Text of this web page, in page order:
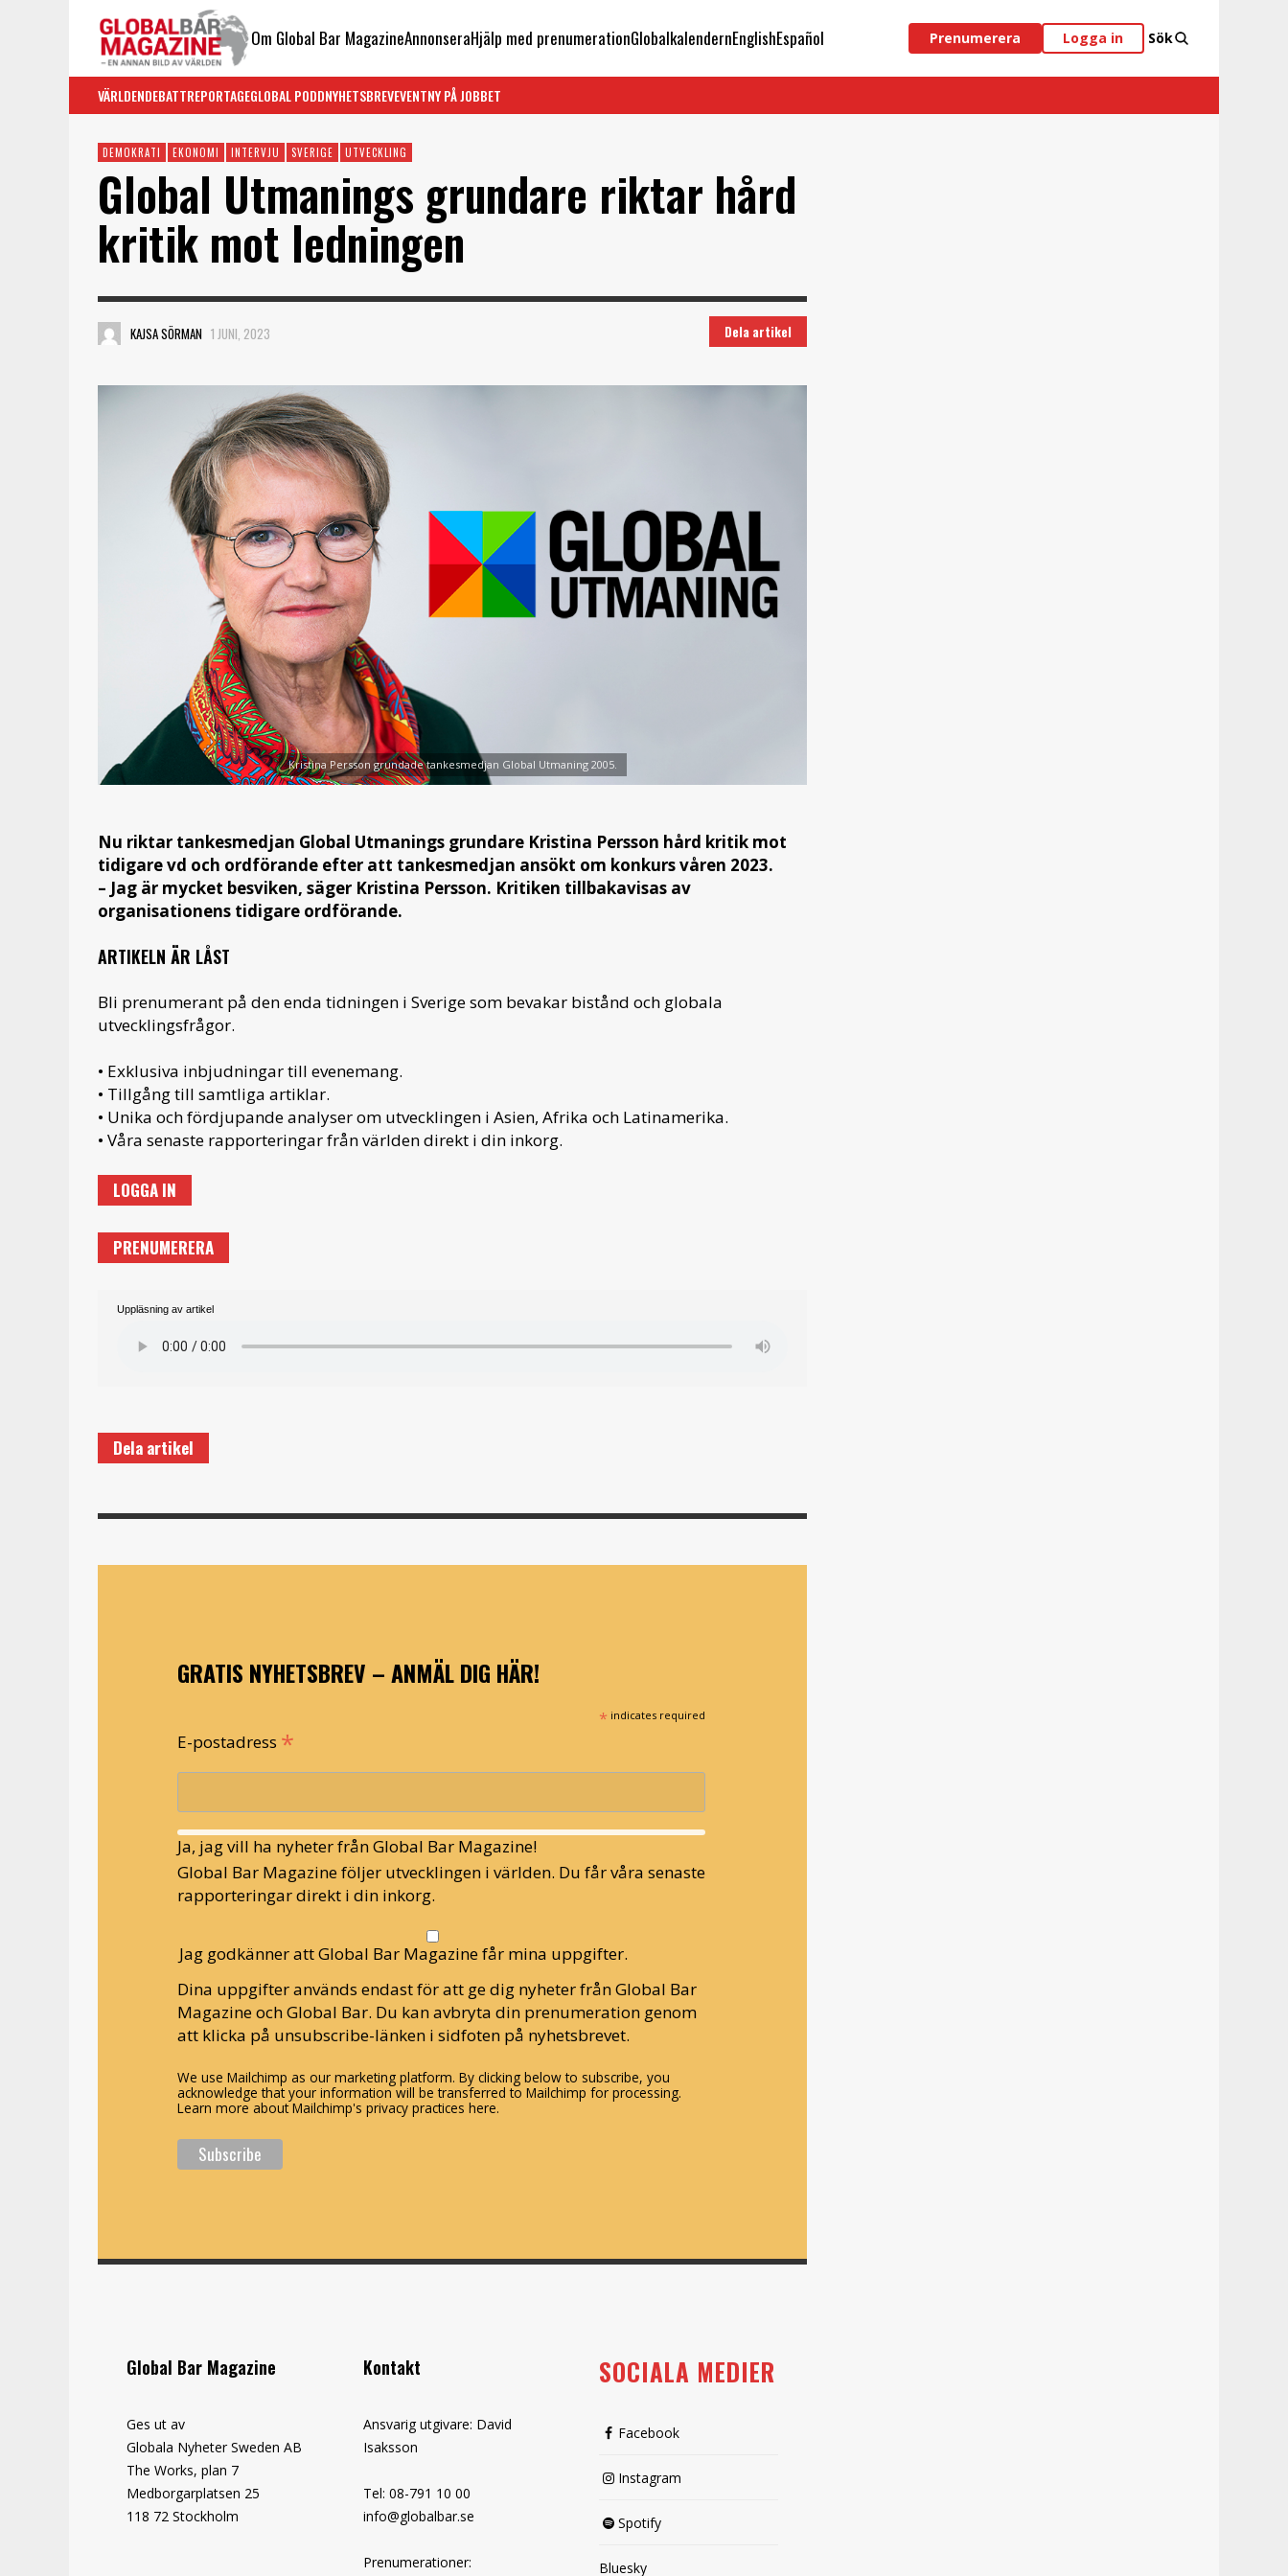
Om Global Bar MagazineAnnonseraHjälp med prenumerationGlobalkalendernEnglishEspañol Prenumerera Logga in Sök
VÄRLDENDEBATTREPORTAGEGLOBAL PODDNYHETSBREVEVENTNY PÅ JOBBET
DEMOKRATI EKONOMI INTERVJU SVERIGE UTVECKLING
Global Utmanings grundare riktar hård
kritik mot ledningen
KAJSA SÖRMAN 1 JUNI, 2023 Dela artikel
Kristina Persson grundade tankesmedjan Global Utmaning 2005.
Nu riktar tankesmedjan Global Utmanings grundare Kristina Persson hård kritik mot
tidigare vd och ordförande efter att tankesmedjan ansökt om konkurs våren 2023.
– Jag är mycket besviken, säger Kristina Persson. Kritiken tillbakavisas av
organisationens tidigare ordförande.
ARTIKELN ÄR LÅST
Bli prenumerant på den enda tidningen i Sverige som bevakar bistånd och globala
utvecklingsfrågor.
• Exklusiva inbjudningar till evenemang.
• Tillgång till samtliga artiklar.
• Unika och fördjupande analyser om utvecklingen i Asien, Afrika och Latinamerika.
• Våra senaste rapporteringar från världen direkt i din inkorg.
LOGGA IN
PRENUMERERA
Uppläsning av artikel
Dela artikel
GRATIS NYHETSBREV – ANMÄL DIG HÄR!
* indicates required
E-postadress *
Ja, jag vill ha nyheter från Global Bar Magazine!
Global Bar Magazine följer utvecklingen i världen. Du får våra senaste
rapporteringar direkt i din inkorg.
Jag godkänner att Global Bar Magazine får mina uppgifter.
Dina uppgifter används endast för att ge dig nyheter från Global Bar
Magazine och Global Bar. Du kan avbryta din prenumeration genom
att klicka på unsubscribe-länken i sidfoten på nyhetsbrevet.
We use Mailchimp as our marketing platform. By clicking below to subscribe, you
acknowledge that your information will be transferred to Mailchimp for processing.
Learn more about Mailchimp's privacy practices here.
Global Bar Magazine
Ges ut av
Globala Nyheter Sweden AB
The Works, plan 7
Medborgarplatsen 25
118 72 Stockholm
Kontakt
Ansvarig utgivare: David
Isaksson
Tel: 08-791 10 00
info@globalbar.se
Prenumerationer:
SOCIALA MEDIER
Facebook
Instagram
Spotify
Bluesky